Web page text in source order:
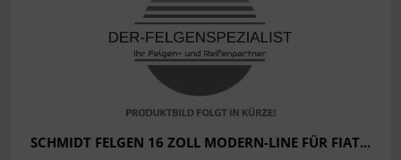
SCHMIDT FELGEN 16 ZOLL MODERN-LINE FÜR FIAT...